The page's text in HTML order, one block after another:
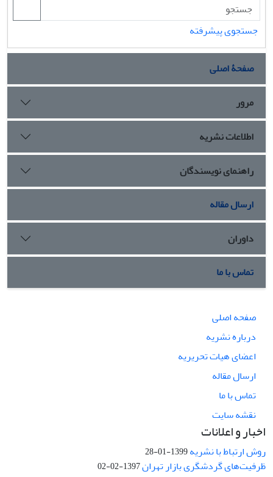
جستجوی پیشرفته
صفحۀ اصلی
مرور
اطلاعات نشریه
راهنمای نویسندگان
ارسال مقاله
داوران
تماس با ما
صفحه اصلی
درباره نشریه
اعضای هیات تحریریه
ارسال مقاله
تماس با ما
نقشه سایت
اخبار و اعلانات
روش ارتباط با نشریه1399-01-28
ظرفیت‌های گردشگری بازار تهران1397-02-02